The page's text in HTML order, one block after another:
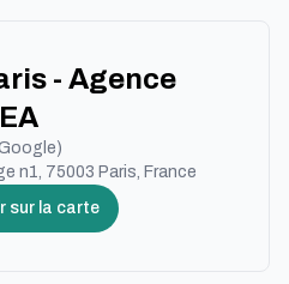
- Agence
n1, 75003 Paris, France
sur la carte